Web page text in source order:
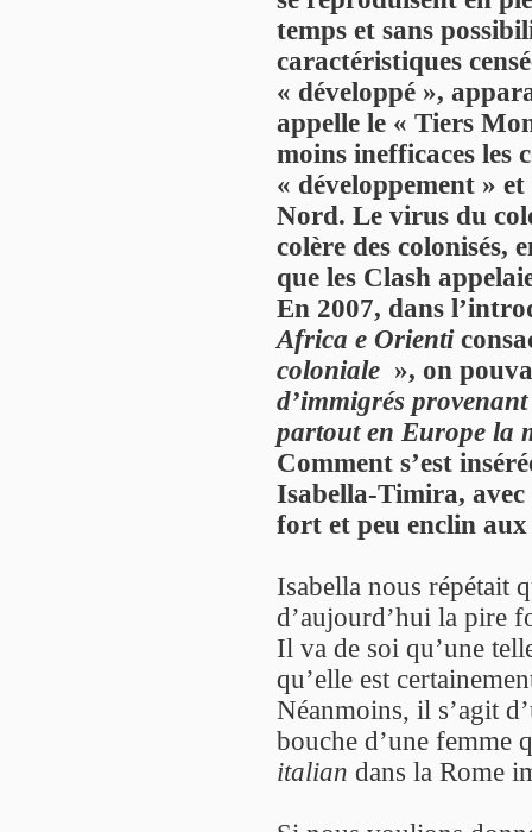
temps et sans
caractéristiques
« développé »,
appelle le « Tiers
moins inefficaces les
« développement »
Nord. Le virus du
colère des colonisés,
que les Clash
En 2007, dans
Africa e Orienti
coloniale », on
d’immigrés
partout en Europe la
Comment s’est
Isabella-Timira, avec
fort et peu enclin aux
Isabella nous répétait
d’aujourd’hui la pire
Il va de soi qu’une
qu’elle est
Néanmoins, il s’agit
bouche d’une femme
italian dans la Rome